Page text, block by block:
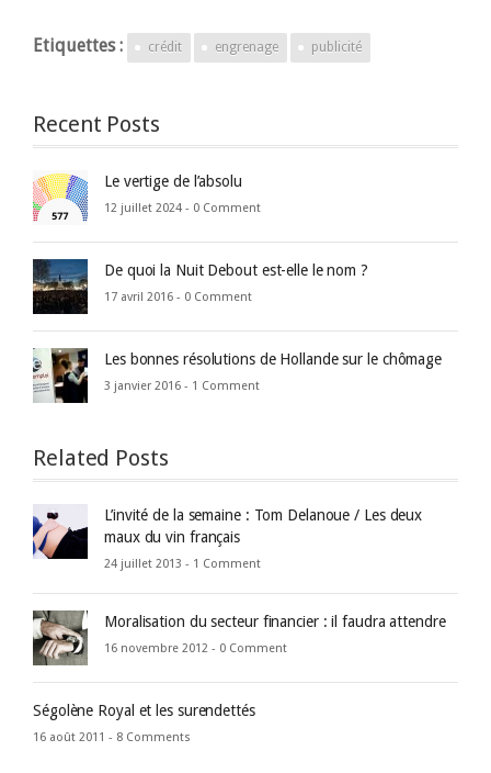
Etiquettes : crédit engrenage publicité
Recent Posts
Le vertige de l’absolu
12 juillet 2024 - 0 Comment
De quoi la Nuit Debout est-elle le nom ?
17 avril 2016 - 0 Comment
Les bonnes résolutions de Hollande sur le chômage
3 janvier 2016 - 1 Comment
Related Posts
L’invité de la semaine : Tom Delanoue / Les deux
maux du vin français
24 juillet 2013 - 1 Comment
Moralisation du secteur financier : il faudra attendre
16 novembre 2012 - 0 Comment
Ségolène Royal et les surendettés
16 août 2011 - 8 Comments